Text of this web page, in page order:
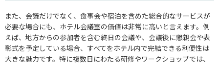
また、会議だけでなく、食事会や宿泊を含めた総合的なサービスが
必要な場合にも、ホテル会議室の価値は非常に高いと言えます。例
えば、地方からの参加者を含む終日の会議や、会議後に懇親会や表
彰式を予定している場合、すべてをホテル内で完結できる利便性は
大きな魅力です。特に複数日にわたる研修やワークショップでは、